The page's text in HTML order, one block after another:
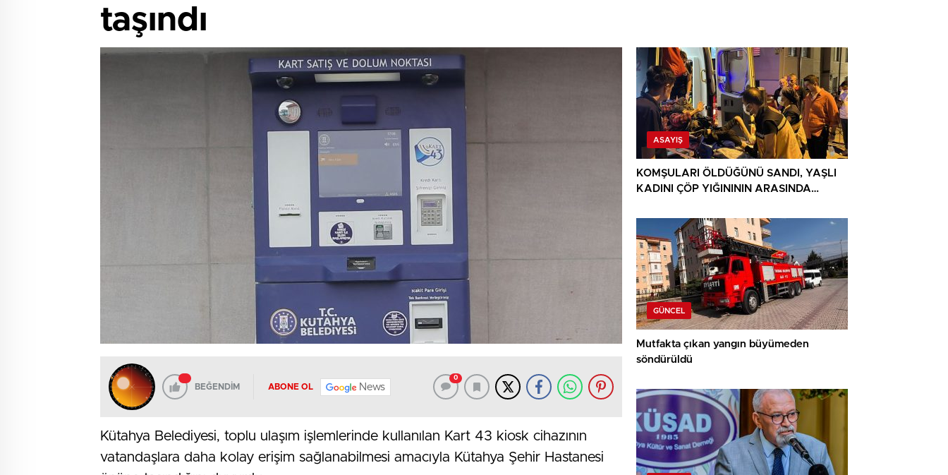
taşındı
BEĞENDİM ABONE OL News
0
Kütahya Belediyesi, toplu ulaşım işlemlerinde kullanılan Kart 43 kiosk cihazının
vatandaşlara daha kolay erişim sağlanabilmesi amacıyla Kütahya Şehir Hastanesi
ASAYIŞ
KOMŞULARI ÖLDÜĞÜNÜ SANDI, YAŞLI
KADINI ÇÖP YIĞINININ ARASINDA
GÜNCEL
Mutfakta çıkan yangın büyümeden
söndürüldü